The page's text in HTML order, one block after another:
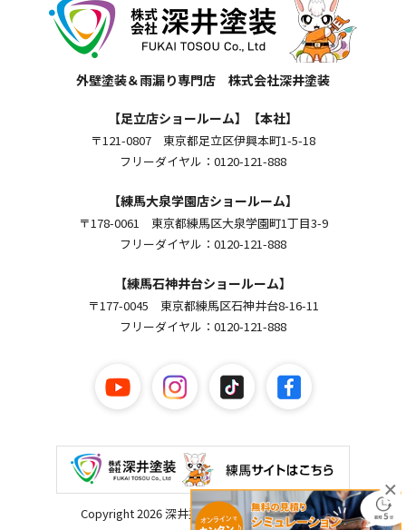
外壁塗装＆雨漏り専門店 株式会社深井塗装
【足立店ショールーム】【本社】
〒121-0807 東京都足立区伊興本町1-5-18
フリーダイヤル：0120-121-888
【練馬大泉学園店ショールーム】
〒178-0061 東京都練馬区大泉学園町1丁目3-9
フリーダイヤル：0120-121-888
【練馬石神井台ショールーム】
〒177-0045 東京都練馬区石神井台8-16-11
フリーダイヤル：0120-121-888
Copyright 2026 深井塗装. All Rights Reserved.